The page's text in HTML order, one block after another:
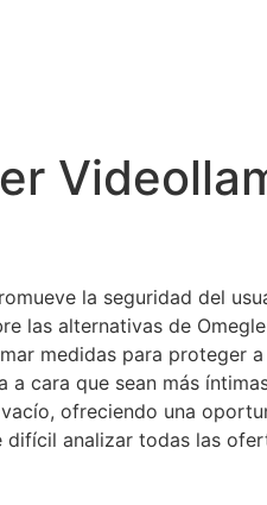
la seguridad del
las alternativas de
medidas para proteger
cara que sean más
ofreciendo una
difícil analizar todas las